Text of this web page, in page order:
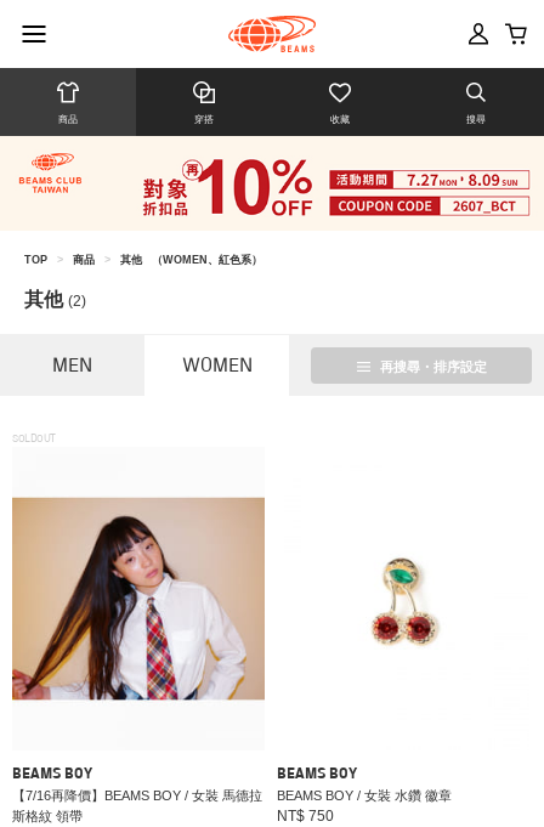
商品 穿搭 收藏 搜尋
TOP > 商品 > 其他 （WOMEN、紅色系）
其他 (2)
MEN WOMEN 再搜尋・排序設定
SOLDOUT
BEAMS BOY
【7/16再降價】BEAMS BOY / 女裝 馬德拉
斯格紋 領帶
BEAMS BOY
BEAMS BOY / 女裝 水鑽 徽章
NT$ 750